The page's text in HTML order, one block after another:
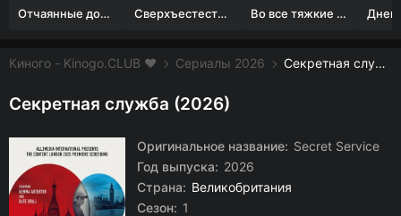
Отчаянные домохозяйки (1 сезон) Сверхъестественное Во все тяжкие 1-5 сезон
Киного - Kinogo.CLUB ❤️ Сериалы 2026 Секретная служба смотреть онлайн бесплатно
Секретная служба (2026)
Оригинальное название: Secret Service
Год выпуска: 2026
Страна: Великобритания
Сезон: 1